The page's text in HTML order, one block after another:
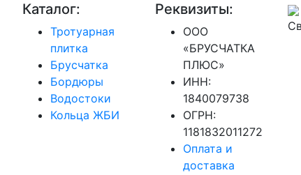
Каталог:
Тротуарная
плитка
Брусчатка
Бордюры
Водостоки
Кольца ЖБИ
Реквизиты:
ООО
«БРУСЧАТКА
ПЛЮС»
ИНН:
1840079738
ОГРН:
1181832011272
Оплата и
доставка